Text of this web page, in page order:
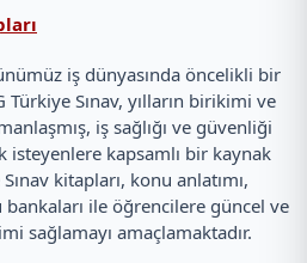
iş dünyasında öncelikli bir
Sınav, yılların birikimi ve
iş sağlığı ve güvenliği
isteyenlere kapsamlı bir kaynak
kitapları, konu anlatımı,
bankaları ile öğrencilere güncel ve
sağlamayı amaçlamaktadır.